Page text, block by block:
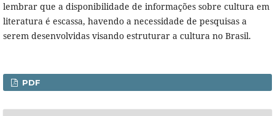
lembrar que a disponibilidade de informações sobre cultura em
literatura é escassa, havendo a necessidade de pesquisas a
serem desenvolvidas visando estruturar a cultura no Brasil.
PDF